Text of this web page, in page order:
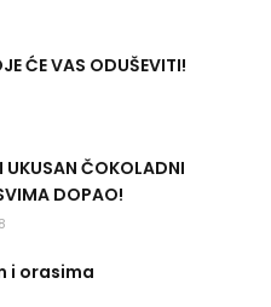
ĆE VAS ODUŠEVITI!
UKUSAN ČOKOLADNI
DOPAO!
i orasima